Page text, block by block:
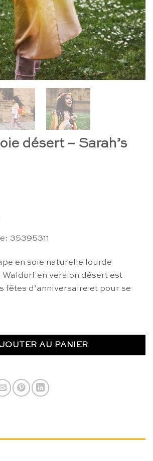
désert – Sarah’s
35395311
en soie naturelle lourde
Waldorf en version désert est
fêtes d’anniversaire et pour se
AU PANIER